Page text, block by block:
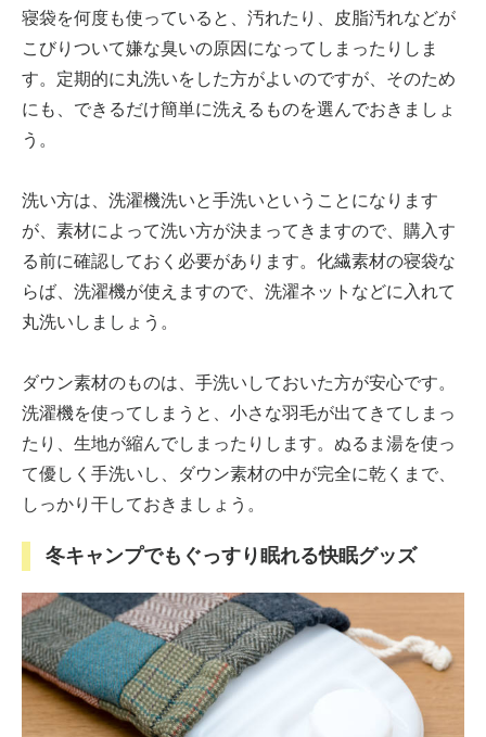
寝袋を何度も使っていると、汚れたり、皮脂汚れなどが
こびりついて嫌な臭いの原因になってしまったりしま
す。定期的に丸洗いをした方がよいのですが、そのため
にも、できるだけ簡単に洗えるものを選んでおきましょ
う。
洗い方は、洗濯機洗いと手洗いということになります
が、素材によって洗い方が決まってきますので、購入す
る前に確認しておく必要があります。化繊素材の寝袋な
らば、洗濯機が使えますので、洗濯ネットなどに入れて
丸洗いしましょう。
ダウン素材のものは、手洗いしておいた方が安心です。
洗濯機を使ってしまうと、小さな羽毛が出てきてしまっ
たり、生地が縮んでしまったりします。ぬるま湯を使っ
て優しく手洗いし、ダウン素材の中が完全に乾くまで、
しっかり干しておきましょう。
冬キャンプでもぐっすり眠れる快眠グッズ